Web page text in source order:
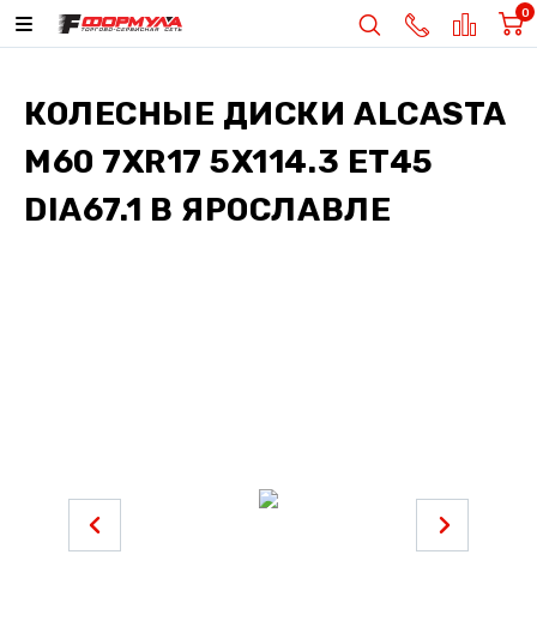
0
КОЛЕСНЫЕ ДИСКИALCASTA
M60 7XR17 5X114.3 ET45
DIA67.1 В ЯРОСЛАВЛЕ